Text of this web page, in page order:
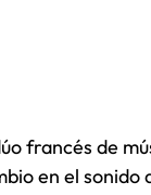
francés de
en el sonido